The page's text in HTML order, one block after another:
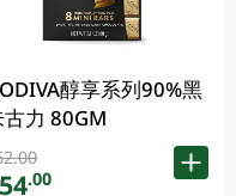
醇享系列90%黑
古力 80GM
.00